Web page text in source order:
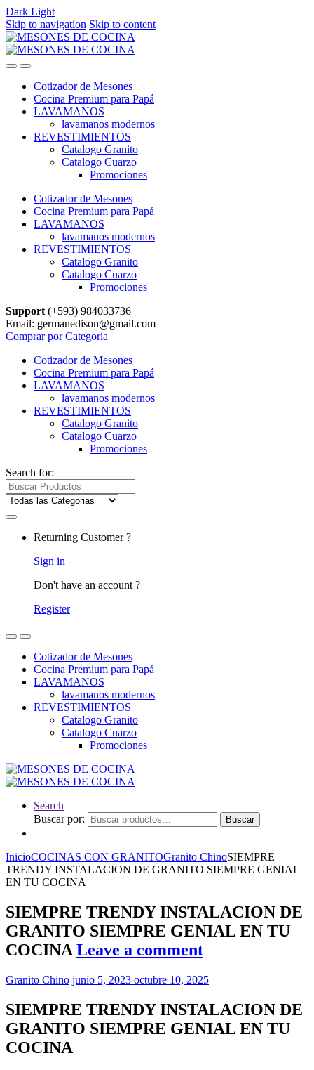
Dark Light
Skip to navigation Skip to content
Cotizador de Mesones
Cocina Premium para Papá
LAVAMANOS
lavamanos modernos
REVESTIMIENTOS
Catalogo Granito
Catalogo Cuarzo
Promociones
Cotizador de Mesones
Cocina Premium para Papá
LAVAMANOS
lavamanos modernos
REVESTIMIENTOS
Catalogo Granito
Catalogo Cuarzo
Promociones
Support (+593) 984033736
Email: germanedison@gmail.com
Comprar por Categoria
Cotizador de Mesones
Cocina Premium para Papá
LAVAMANOS
lavamanos modernos
REVESTIMIENTOS
Catalogo Granito
Catalogo Cuarzo
Promociones
Search for:
Returning Customer ?
Sign in
Don't have an account ?
Register
Cotizador de Mesones
Cocina Premium para Papá
LAVAMANOS
lavamanos modernos
REVESTIMIENTOS
Catalogo Granito
Catalogo Cuarzo
Promociones
Search
Buscar por:
Buscar
InicioCOCINAS CON GRANITOGranito ChinoSIEMPRE
TRENDY INSTALACION DE GRANITO SIEMPRE GENIAL
EN TU COCINA
SIEMPRE TRENDY INSTALACION DE
GRANITO SIEMPRE GENIAL EN TU
COCINA Leave a comment
Granito Chino junio 5, 2023 octubre 10, 2025
SIEMPRE TRENDY INSTALACION DE
GRANITO SIEMPRE GENIAL EN TU
COCINA